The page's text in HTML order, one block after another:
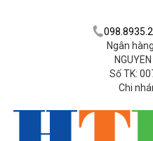
Ngân
Số TK:
Chi